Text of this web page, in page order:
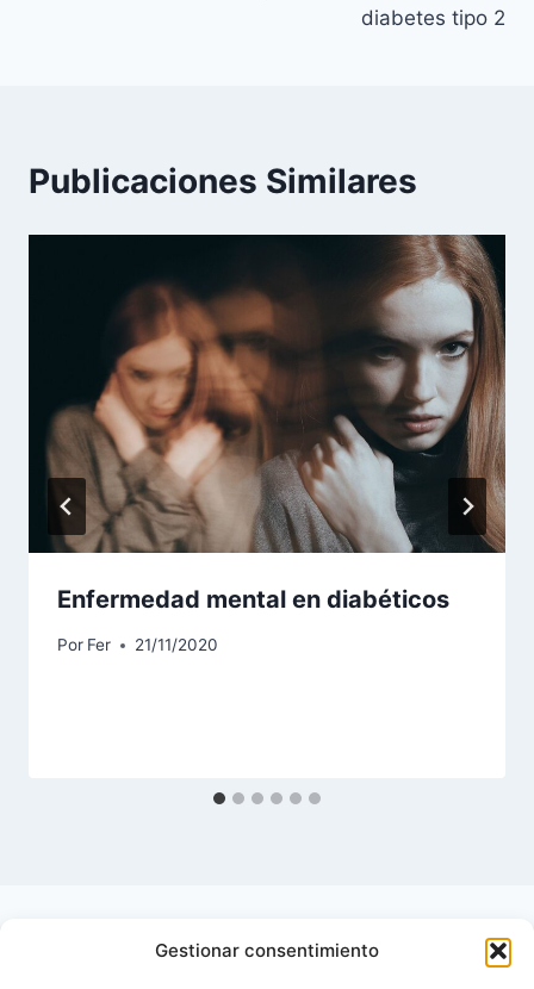
Gestionar consentimiento
diabetes tipo 2
Publicaciones Similares
Enfermedad mental en diabéticos
Por Fer 21/11/2020